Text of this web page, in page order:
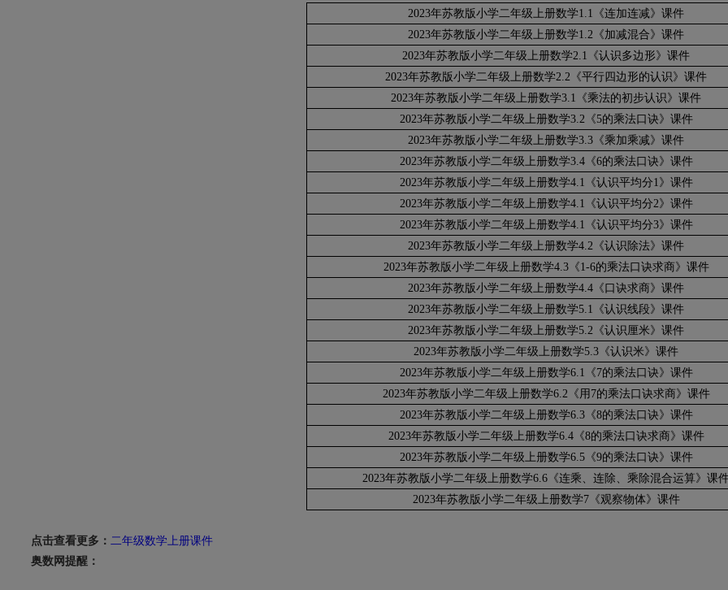
2023年苏教版小学二年级上册数学1.1《连加连减》课件
2023年苏教版小学二年级上册数学1.2《加减混合》课件
2023年苏教版小学二年级上册数学2.1《认识多边形》课件
2023年苏教版小学二年级上册数学2.2《平行四边形的认识》课件
2023年苏教版小学二年级上册数学3.1《乘法的初步认识》课件
2023年苏教版小学二年级上册数学3.2《5的乘法口诀》课件
2023年苏教版小学二年级上册数学3.3《乘加乘减》课件
2023年苏教版小学二年级上册数学3.4《6的乘法口诀》课件
2023年苏教版小学二年级上册数学4.1《认识平均分1》课件
2023年苏教版小学二年级上册数学4.1《认识平均分2》课件
2023年苏教版小学二年级上册数学4.1《认识平均分3》课件
2023年苏教版小学二年级上册数学4.2《认识除法》课件
2023年苏教版小学二年级上册数学4.3《1-6的乘法口诀求商》课件
2023年苏教版小学二年级上册数学4.4《口诀求商》课件
2023年苏教版小学二年级上册数学5.1《认识线段》课件
2023年苏教版小学二年级上册数学5.2《认识厘米》课件
2023年苏教版小学二年级上册数学5.3《认识米》课件
2023年苏教版小学二年级上册数学6.1《7的乘法口诀》课件
2023年苏教版小学二年级上册数学6.2《用7的乘法口诀求商》课件
2023年苏教版小学二年级上册数学6.3《8的乘法口诀》课件
2023年苏教版小学二年级上册数学6.4《8的乘法口诀求商》课件
2023年苏教版小学二年级上册数学6.5《9的乘法口诀》课件
2023年苏教版小学二年级上册数学6.6《连乘、连除、乘除混合运算》课
2023年苏教版小学二年级上册数学7《观察物体》课件
点击查看更多： 二年级数学上册课件
奥数网提醒：